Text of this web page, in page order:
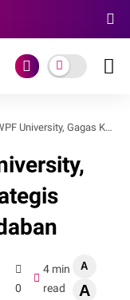
Kolaborasi Strategis Pendidikan dan Peradaban
0
4 min
read
A
A